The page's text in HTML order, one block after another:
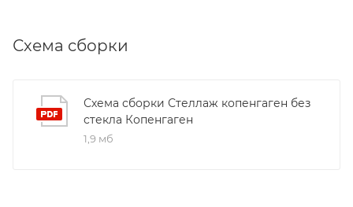
дуба. Ножки изготовлены из массива дерева и
Покрытие фасада премиальная плёнка ПВХ Praim.
Схема сборки
Схема сборки Стеллаж копенгаген без
стекла Копенгаген
1,9 мб